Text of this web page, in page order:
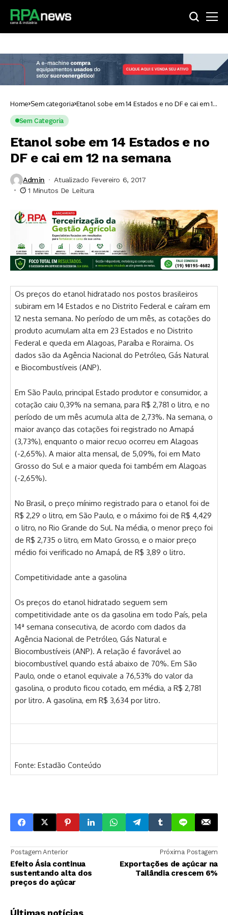
Home Sem categoria Etanol sobe em 14 Estados e no DF e cai em 12
Sem Categoria
Etanol sobe em 14 Estados e no
DF e cai em 12 na semana
Admin
Atualizado Fevereiro 6, 2017
1 Minutos De Leitura
Os preços do etanol hidratado nos postos brasileiros
subiram em 14 Estados e no Distrito Federal e caíram em
12 nesta semana. No período de um mês, as cotações do
produto acumulam alta em 23 Estados e no Distrito
Federal e queda em Alagoas, Paraíba e Roraima. Os
dados são da Agência Nacional do Petróleo, Gás Natural
e Biocombustíveis (ANP).
Em São Paulo, principal Estado produtor e consumidor, a
cotação caiu 0,39% na semana, para R$ 2,781 o litro, e no
período de um mês acumula alta de 2,73%. Na semana, o
maior avanço das cotações foi registrado no Amapá
(3,73%), enquanto o maior recuo ocorreu em Alagoas
(-2,65%). A maior alta mensal, de 5,09%, foi em Mato
Grosso do Sul e a maior queda foi também em Alagoas
(-2,65%).
No Brasil, o preço mínimo registrado para o etanol foi de
R$ 2,29 o litro, em São Paulo, e o máximo foi de R$ 4,429
o litro, no Rio Grande do Sul. Na média, o menor preço foi
de R$ 2,735 o litro, em Mato Grosso, e o maior preço
médio foi verificado no Amapá, de R$ 3,89 o litro.
Competitividade ante a gasolina
Os preços do etanol hidratado seguem sem
competitividade ante os da gasolina em todo País, pela
14ª semana consecutiva, de acordo com dados da
Agência Nacional de Petróleo, Gás Natural e
Biocombustíveis (ANP). A relação é favorável ao
biocombustível quando está abaixo de 70%. Em São
Paulo, onde o etanol equivale a 76,53% do valor da
gasolina, o produto ficou cotado, em média, a R$ 2,781
por litro. A gasolina, em R$ 3,634 por litro.
Fonte: Estadão Conteúdo
Postagem Anterior
Efeito Ásia continua
sustentando alta dos
preços do açúcar
Próxima Postagem
Exportações de açúcar na
Tailândia crescem 6%
Últimas notícias